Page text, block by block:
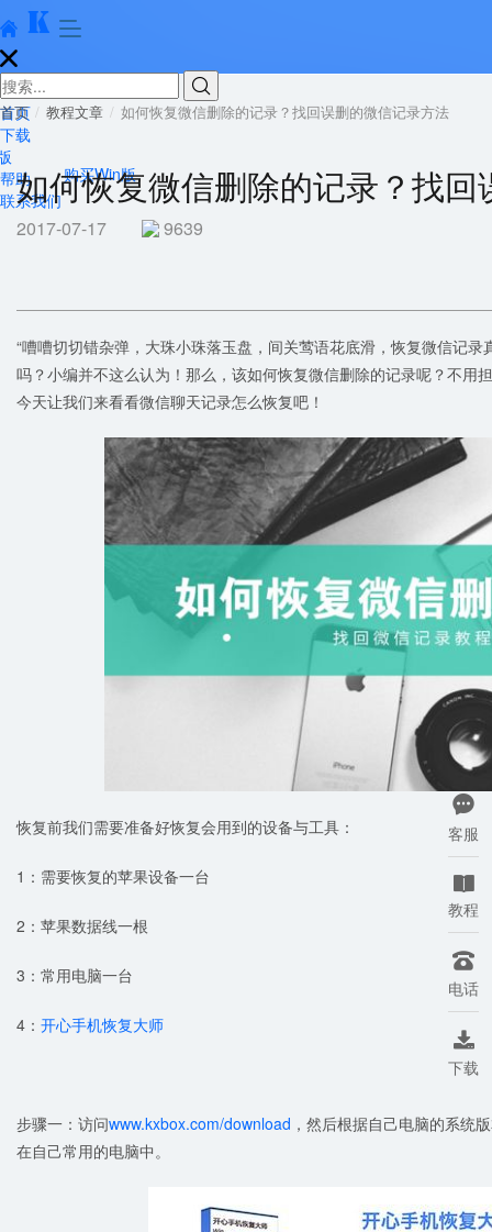
  


首页
下载
购买Win版
帮助
联系我们
首页 教程文章 如何恢复微信删除的记录？找回误删的微信记录方法
如何恢复微信删除的记录？找
2017-07-17 9639
“嘈嘈切切错杂弹，大珠小珠落玉盘，间关莺语花底滑，恢复微信记
吗？小编并不这么认为！那么，该如何恢复微信删除的记录呢？不用
今天让我们来看看微信聊天记录怎么恢复吧！
恢复前我们需要准备好恢复会用到的设备与工具：
1：需要恢复的苹果设备一台
2：苹果数据线一根
3：常用电脑一台
4： 开心手机恢复大师
步骤一：访问www.kxbox.com/download ，然后根据自己电脑的系统
在自己常用的电脑中。

客服

教程

电话

下载